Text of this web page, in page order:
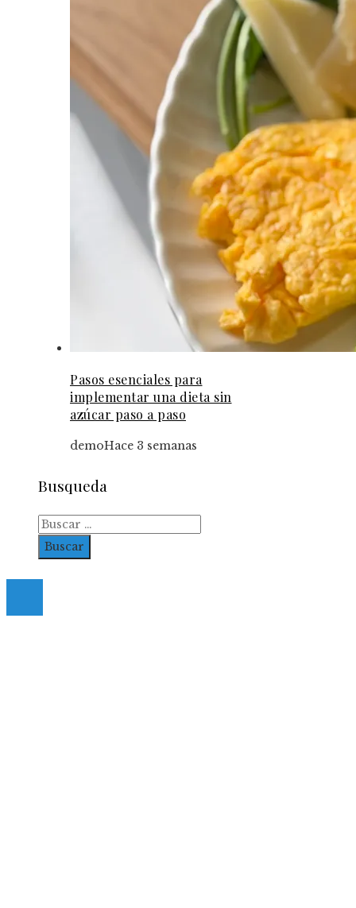
Pasos esenciales para
implementar una dieta sin
azúcar paso a paso
demoHace 3 semanas
Busqueda
Buscar: